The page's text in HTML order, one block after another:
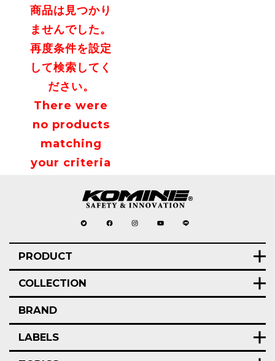
商品は見つかり
ませんでした。
再度条件を設定
して検索してく
ださい。
There were
no products
matching
your criteria
PRODUCT
COLLECTION
BRAND
LABELS